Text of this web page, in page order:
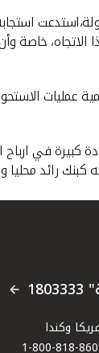
خاصة
رائد محليا
وكندا
1-800-818-